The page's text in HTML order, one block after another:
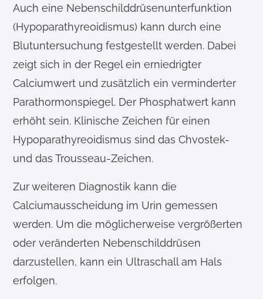
Auch eine Nebenschilddrüsenunterfunktion
(Hypoparathyreoidismus) kann durch eine
Blutuntersuchung festgestellt werden. Dabei
zeigt sich in der Regel ein erniedrigter
Calciumwert und zusätzlich ein verminderter
Parathormonspiegel. Der Phosphatwert kann
erhöht sein. Klinische Zeichen für einen
Hypoparathyreoidismus sind das Chvostek-
und das Trousseau-Zeichen.
Zur weiteren Diagnostik kann die
Calciumausscheidung im Urin gemessen
werden. Um die möglicherweise vergrößerten
oder veränderten Nebenschilddrüsen
darzustellen, kann ein Ultraschall am Hals
erfolgen.